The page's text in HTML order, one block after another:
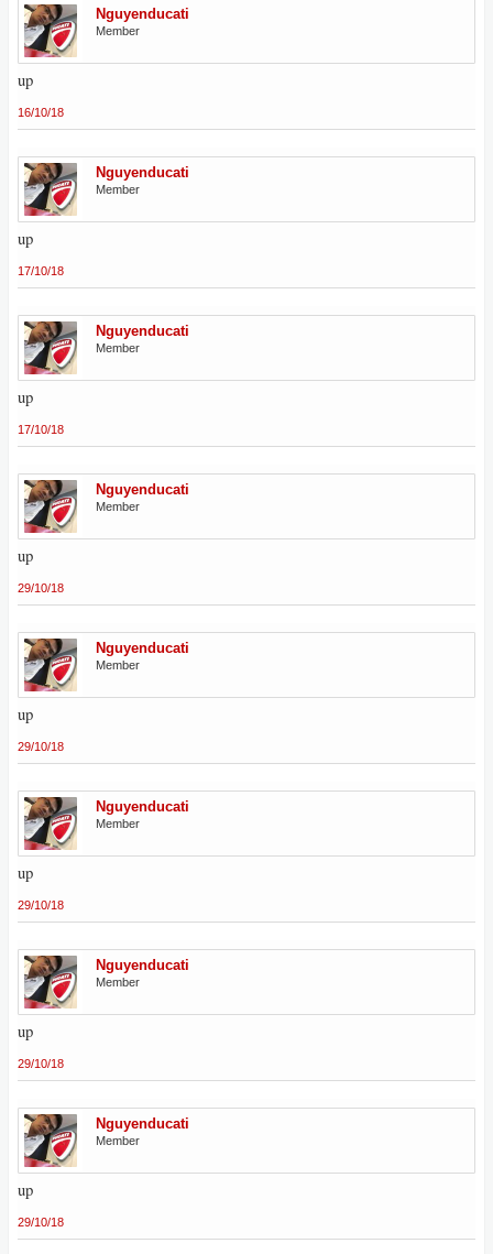
Nguyenducati
Member
up
16/10/18
Nguyenducati
Member
up
17/10/18
Nguyenducati
Member
up
17/10/18
Nguyenducati
Member
up
29/10/18
Nguyenducati
Member
up
29/10/18
Nguyenducati
Member
up
29/10/18
Nguyenducati
Member
up
29/10/18
Nguyenducati
Member
up
29/10/18